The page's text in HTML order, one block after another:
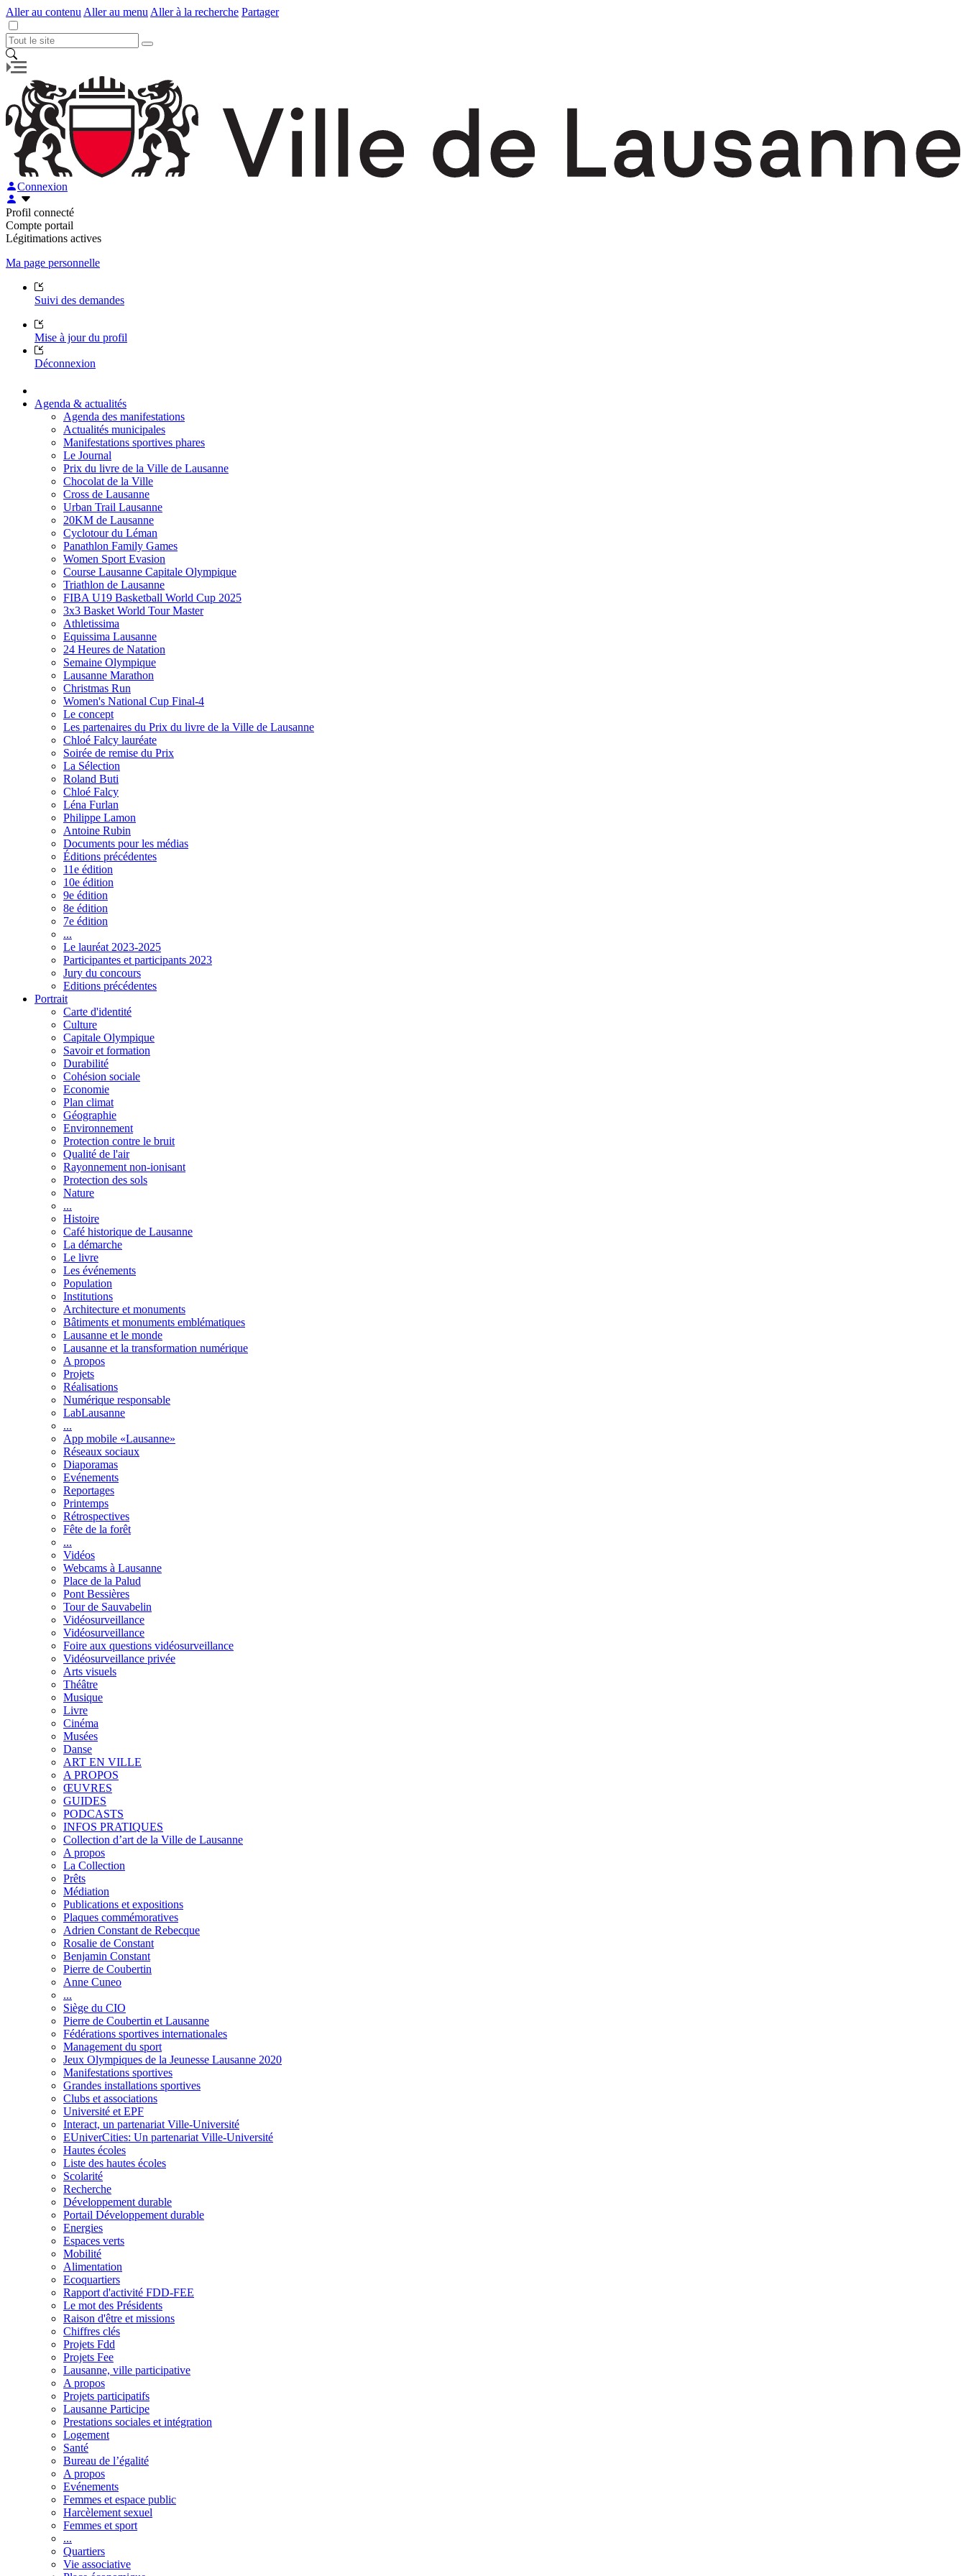
Aller au contenu Aller au menu Aller à la recherche Partager
Connexion
Profil connecté
Compte portail
Légitimations actives
Ma page personnelle
Suivi des demandes
Mise à jour du profil
Déconnexion
Agenda & actualités
Agenda des manifestations
Actualités municipales
Manifestations sportives phares
Le Journal
Prix du livre de la Ville de Lausanne
Chocolat de la Ville
Cross de Lausanne
Urban Trail Lausanne
20KM de Lausanne
Cyclotour du Léman
Panathlon Family Games
Women Sport Evasion
Course Lausanne Capitale Olympique
Triathlon de Lausanne
FIBA U19 Basketball World Cup 2025
3x3 Basket World Tour Master
Athletissima
Equissima Lausanne
24 Heures de Natation
Semaine Olympique
Lausanne Marathon
Christmas Run
Women's National Cup Final-4
Le concept
Les partenaires du Prix du livre de la Ville de Lausanne
Chloé Falcy lauréate
Soirée de remise du Prix
La Sélection
Roland Buti
Chloé Falcy
Léna Furlan
Philippe Lamon
Antoine Rubin
Documents pour les médias
Éditions précédentes
11e édition
10e édition
9e édition
8e édition
7e édition
...
Le lauréat 2023-2025
Participantes et participants 2023
Jury du concours
Editions précédentes
Portrait
Carte d'identité
Culture
Capitale Olympique
Savoir et formation
Durabilité
Cohésion sociale
Economie
Plan climat
Géographie
Environnement
Protection contre le bruit
Qualité de l'air
Rayonnement non-ionisant
Protection des sols
Nature
...
Histoire
Café historique de Lausanne
La démarche
Le livre
Les événements
Population
Institutions
Architecture et monuments
Bâtiments et monuments emblématiques
Lausanne et le monde
Lausanne et la transformation numérique
A propos
Projets
Réalisations
Numérique responsable
LabLausanne
...
App mobile «Lausanne»
Réseaux sociaux
Diaporamas
Evénements
Reportages
Printemps
Rétrospectives
Fête de la forêt
...
Vidéos
Webcams à Lausanne
Place de la Palud
Pont Bessières
Tour de Sauvabelin
Vidéosurveillance
Vidéosurveillance
Foire aux questions vidéosurveillance
Vidéosurveillance privée
Arts visuels
Théâtre
Musique
Livre
Cinéma
Musées
Danse
ART EN VILLE
A PROPOS
ŒUVRES
GUIDES
PODCASTS
INFOS PRATIQUES
Collection d’art de la Ville de Lausanne
A propos
La Collection
Prêts
Médiation
Publications et expositions
Plaques commémoratives
Adrien Constant de Rebecque
Rosalie de Constant
Benjamin Constant
Pierre de Coubertin
Anne Cuneo
...
Siège du CIO
Pierre de Coubertin et Lausanne
Fédérations sportives internationales
Management du sport
Jeux Olympiques de la Jeunesse Lausanne 2020
Manifestations sportives
Grandes installations sportives
Clubs et associations
Université et EPF
Interact, un partenariat Ville-Université
EUniverCities: Un partenariat Ville-Université
Hautes écoles
Liste des hautes écoles
Scolarité
Recherche
Développement durable
Portail Développement durable
Energies
Espaces verts
Mobilité
Alimentation
Ecoquartiers
Rapport d'activité FDD-FEE
Le mot des Présidents
Raison d'être et missions
Chiffres clés
Projets Fdd
Projets Fee
Lausanne, ville participative
A propos
Projets participatifs
Lausanne Participe
Prestations sociales et intégration
Logement
Santé
Bureau de l’égalité
A propos
Evénements
Femmes et espace public
Harcèlement sexuel
Femmes et sport
...
Quartiers
Vie associative